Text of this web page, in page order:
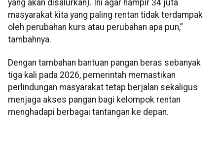
yang akan disalurkan). Ini agar hampir 34 juta
masyarakat kita yang paling rentan tidak terdampak
oleh perubahan kurs atau perubahan apa pun,”
tambahnya.
Dengan tambahan bantuan pangan beras sebanyak
tiga kali pada 2026, pemerintah memastikan
perlindungan masyarakat tetap berjalan sekaligus
menjaga akses pangan bagi kelompok rentan
menghadapi berbagai tantangan ke depan.